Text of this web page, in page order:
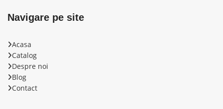
Navigare pe site
Acasa
Catalog
Despre noi
Blog
Contact